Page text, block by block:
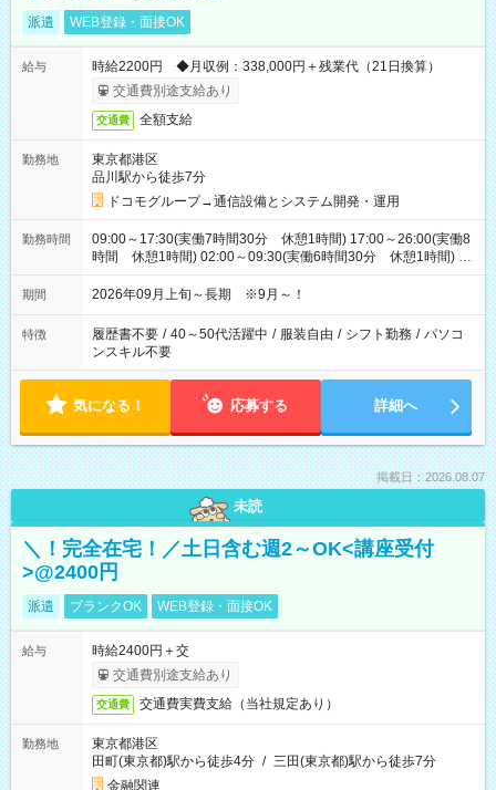
派遣 WEB登録・面接OK
給与
時給2200円 ◆月収例：338,000円＋残業代（21日換算）
交通費別途支給あり
交通費 全額支給
勤務地
東京都港区
品川駅から徒歩7分
ドコモグループ→通信設備とシステム開発・運用
勤務時間
09:00～17:30(実働7時間30分 休憩1時間) 17:00～26:00(実働8
時間 休憩1時間) 02:00～09:30(実働6時間30分 休憩1時間) ※
日勤は就業時間1/夜勤は就業時間2.3を連続で行って頂きます
期間 2026年09月上旬～長期 ※9月～！
特徴 履歴書不要 / 40～50代活躍中 / 服装自由 / シフト勤務 / パソコ
ンスキル不要
気になる！ 応募する 詳細へ
掲載日：2026.08.07
未読
＼！完全在宅！／土日含む週2～OK<講座受付
>@2400円
派遣 ブランクOK WEB登録・面接OK
給与
時給2400円＋交
交通費別途支給あり
交通費 交通費実費支給（当社規定あり）
勤務地
東京都港区
田町(東京都)駅から徒歩4分 / 三田(東京都)駅から徒歩7分
金融関連